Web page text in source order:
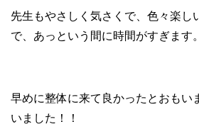
先生もやさしく気さくで、色々楽し
で、あっという間に時間がすぎます。
早めに整体に来て良かったとおもい
いました！！